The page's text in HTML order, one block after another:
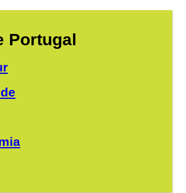
Portugal